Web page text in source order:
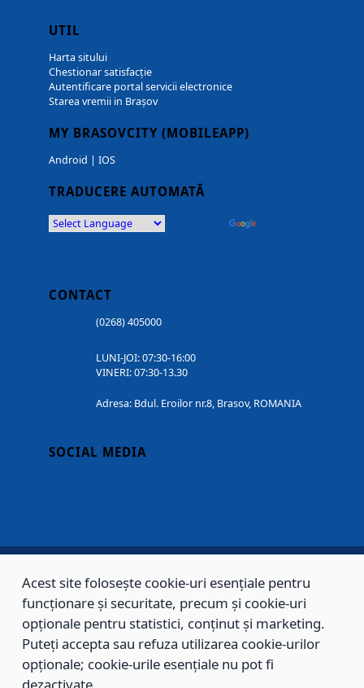
UTIL
Harta sitului
Chestionar satisfacție
Autentificare portal servicii electronice
Starea vremii in Brașov
MY BRASOVCITY (MOBILEAPP)
Android | IOS
TRADUCERE AUTOMATĂ
CONTACT
(0268) 405000
LUNI-JOI: 07:30-16:00
VINERI: 07:30-13.30
Adresa: Bdul. Eroilor nr.8, Brasov, ROMANIA
SOCIAL MEDIA
Copyright © 2002 - 2026 - PRIMĂRIA MUNICIPIULUI BRAȘOV, toate drepturile
rezervate.
Sitemap Contact
Acest site folosește cookie-uri esențiale pentru
funcționare și securitate, precum și cookie-uri
opționale pentru statistici, conținut și marketing.
Puteți accepta sau refuza utilizarea cookie-urilor
opționale; cookie-urile esențiale nu pot fi
dezactivate.